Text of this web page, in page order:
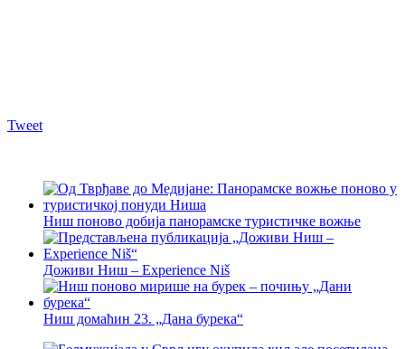
Tweet
Ниш поново добија панорамске туристичке вожње
Доживи Ниш – Experience Niš
Ниш домаћин 23. „Дана бурека“